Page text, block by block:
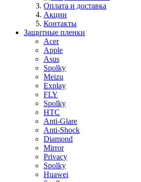
Оплата и доставка
Акции
Контакты
Защитные пленки
Acer
Apple
Asus
Spolky
Meizu
Explay
FLY
Spolky
HTC
Anti-Glare
Anti-Shock
Diamond
Mirror
Privacy
Spolky
Huawei